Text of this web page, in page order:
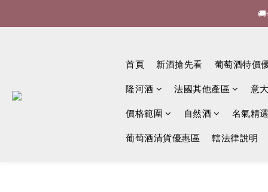
🍷
首頁 新酒搶先看 葡萄酒特價
隆河酒 法國其他產區 意
價格範圍 自然酒 名氣精
葡萄酒清貨優惠區 轄法律說明